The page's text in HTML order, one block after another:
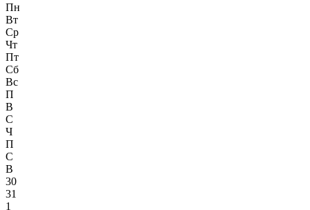
Пн
Вт
Ср
Чт
Пт
Сб
Вс
П
В
С
Ч
П
С
В
30
31
1